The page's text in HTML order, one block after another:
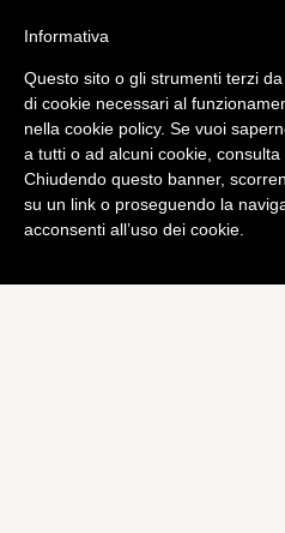
Informativa
Questo sito o gli strumenti terzi
di cookie necessari al
nella cookie policy. Se vuoi
a tutti o ad alcuni cookie, consulta
Chiudendo questo banner,
su un link o proseguendo la
acconsenti all’uso dei cookie.